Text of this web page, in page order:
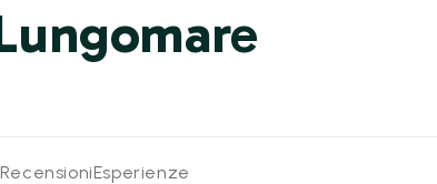
RecensioniEsperienze